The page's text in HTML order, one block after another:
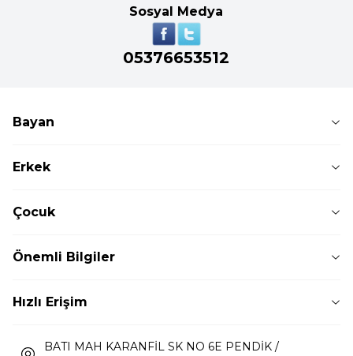
Sosyal Medya
05376653512
Bayan
Erkek
Çocuk
Önemli Bilgiler
Hızlı Erişim
BATI MAH KARANFİL SK NO 6E PENDİK /